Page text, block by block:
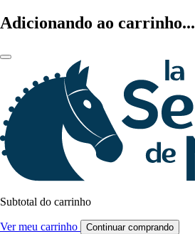
Adicionando ao carrinho...
Subtotal do carrinho
Ver meu carrinho Continuar comprando